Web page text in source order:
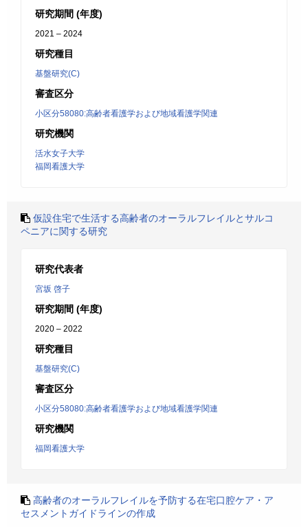
研究期間 (年度)
2021 – 2024
研究種目
基盤研究(C)
審査区分
小区分58080:高齢者看護学および地域看護学関連
研究機関
活水女子大学
福岡看護大学
仮設住宅で生活する高齢者のオーラルフレイルとサルコ
ペニアに関する研究
研究代表者
宮坂 啓子
研究期間 (年度)
2020 – 2022
研究種目
基盤研究(C)
審査区分
小区分58080:高齢者看護学および地域看護学関連
研究機関
福岡看護大学
高齢者のオーラルフレイルを予防する在宅口腔ケア・ア
セスメントガイドラインの作成